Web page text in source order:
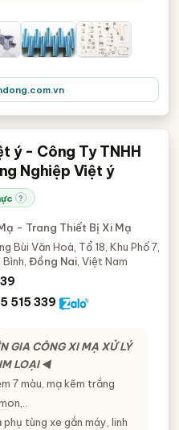
ý - Công Ty TNHH
Nghiệp Việt ý
?
- Trang Thiết Bị Xi Mạ
Bùi Văn Hoà, Tổ 18, Khu Phố 7,
Bình,Đồng Nai , Việt Nam
515 339
GIA CÔNG XI MẠ XỬ LÝ
LOẠI ◄
7 màu, mạ kẽm trắng
tùng xe gắn máy, linh